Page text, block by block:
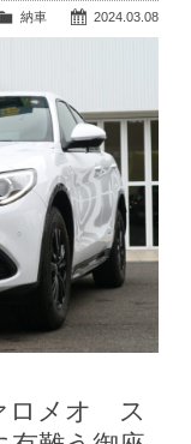
2024.03.08
納車
ロメオ ス